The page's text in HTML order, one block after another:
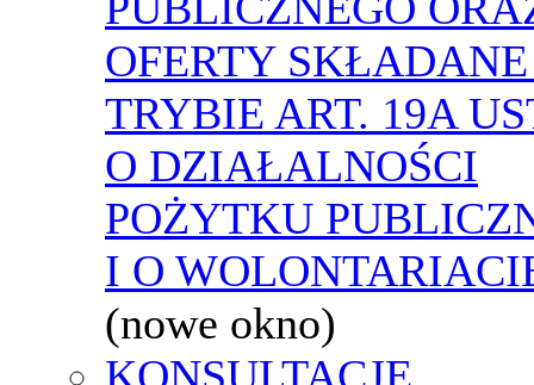
OFERTY
TRYBIE ART. 19A
O DZIAŁALNOŚCI
POŻYTKU
I O
(nowe okno)